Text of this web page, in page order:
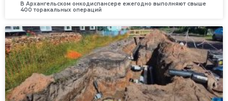
В Архангельском онкодиспансере ежегодно выполняют свыше
400 торакальных операций